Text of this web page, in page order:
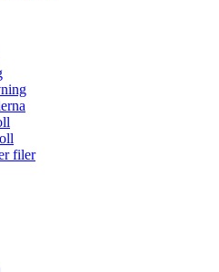
filer